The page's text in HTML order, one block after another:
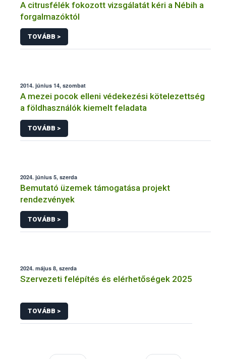
A citrusfélék fokozott vizsgálatát kéri a Nébih a
forgalmazóktól
TOVÁBB >
2014. június 14, szombat
A mezei pocok elleni védekezési kötelezettség
a földhasználók kiemelt feladata
TOVÁBB >
2024. június 5, szerda
Bemutató üzemek támogatása projekt
rendezvények
TOVÁBB >
2024. május 8, szerda
Szervezeti felépítés és elérhetőségek 2025
TOVÁBB >